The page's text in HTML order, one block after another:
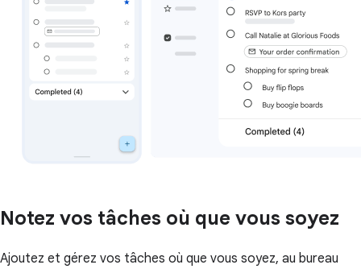
Notez vos tâches où que vous soyez
Ajoutez et gérez vos tâches où que vous soyez, au bureau